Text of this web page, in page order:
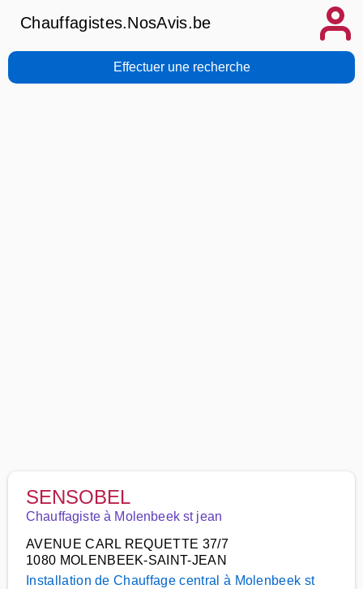
Chauffagistes.NosAvis.be
Effectuer une recherche
SENSOBEL
Chauffagiste à Molenbeek st jean
AVENUE CARL REQUETTE 37/7
1080 MOLENBEEK-SAINT-JEAN
Installation de Chauffage central à Molenbeek st